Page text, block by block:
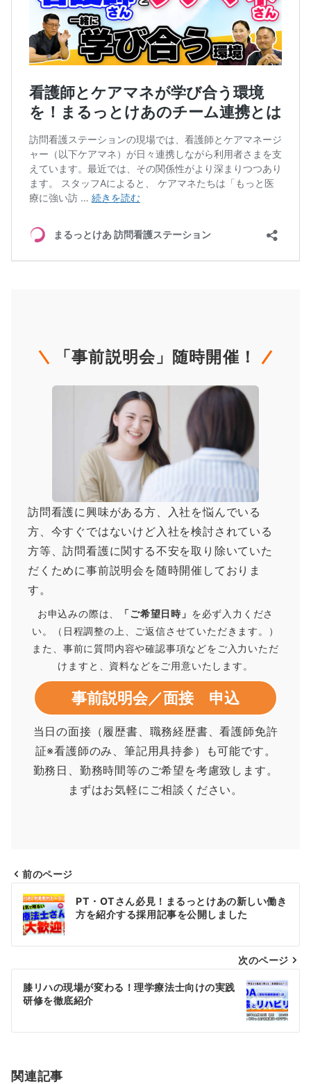
「事前説明会」随時開催！
訪問看護に興味がある方、入社を悩んでいる
方、今すぐではないけど入社を検討されている
方等、訪問看護に関する不安を取り除いていた
だくために事前説明会を随時開催しておりま
す。
お申込みの際は、 「ご希望日時」 を必ず入力くださ
い。（日程調整の上、ご返信させていただきます。）
また、事前に質問内容や確認事項などをご入力いただ
けますと、資料などをご用意いたします。
事前説明会／面接 申込
当日の面接（履歴書、職務経歴書、看護師免許
証※看護師のみ、筆記用具持参）も可能です。
勤務日、勤務時間等のご希望を考慮致します。
まずはお気軽にご相談ください。
投
稿
ナ
ゲ
ー
シ
ン
前のページ
PT・OTさん必見！まるっとけあの新しい働き
方を紹介する採用記事を公開しました
次のページ
膝リハの現場が変わる！理学療法士向けの実践
研修を徹底紹介
関連記事